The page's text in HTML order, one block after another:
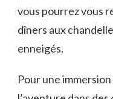
vous pourrez vous
dîners aux‌
enneigés.
Pour une